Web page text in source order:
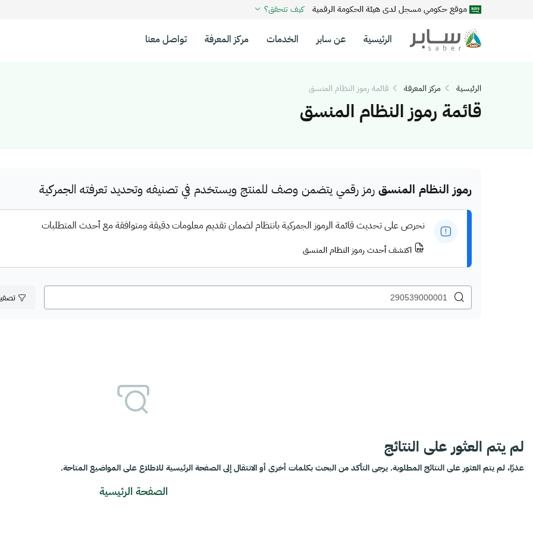
موقع حكومي مسجل لدى هيئة الحكومة الرقمية كيف تتحقق؟
الرئيسية عن سابر الخدمات مركز المعرفة تواصل معنا
الرئيسية مركز المعرفة قائمة رموز النظام المنسق
قائمة رموز النظام المنسق
رموز النظام المنسق رمز رقمي يتضمن وصف للمنتج ويستخدم في تصنيفه وتحديد تعرفته الجمركية
نحرص على تحديث قائمة الرموز الجمركية بانتظام لضمان تقديم معلومات دقيقة ومتوافقة مع أحدث المتطلبات
اكتشف أحدث رموز النظام المنسق
لم يتم العثور على النتائج
عذرًا، لم يتم العثور على النتائج المطلوبة. يرجى التأكد من البحث بكلمات أخرى أو الانتقال إلى الصفحة الرئيسية للاطلاع على المواضيع المتاحة.
الصفحة الرئيسية